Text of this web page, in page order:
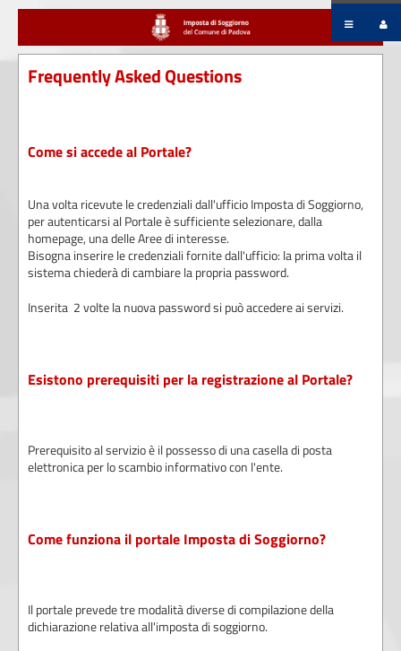
Frequently Asked Questions
Come si accede al Portale?
Una volta ricevute le credenziali dall'ufficio Imposta di Soggiorno,
per autenticarsi al Portale è sufficiente selezionare, dalla
homepage, una delle Aree di interesse.
Bisogna inserire le credenziali fornite dall'ufficio: la prima volta il
sistema chiederà di cambiare la propria password.
Inserita 2 volte la nuova password si può accedere ai servizi.
Esistono prerequisiti per la registrazione al Portale?
Prerequisito al servizio è il possesso di una casella di posta
elettronica per lo scambio informativo con l'ente.
Come funziona il portale Imposta di Soggiorno?
Il portale prevede tre modalità diverse di compilazione della
dichiarazione relativa all'imposta di soggiorno.